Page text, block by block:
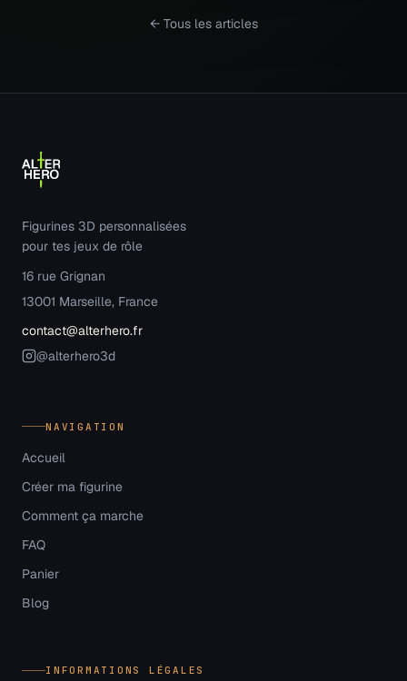
← Tous les articles
Figurines 3D personnalisées
pour tes jeux de rôle
16 rue Grignan
13001 Marseille, France
contact@alterhero.fr
@alterhero3d
NAVIGATION
Accueil
Créer ma figurine
Comment ça marche
FAQ
Panier
Blog
INFORMATIONS LÉGALES